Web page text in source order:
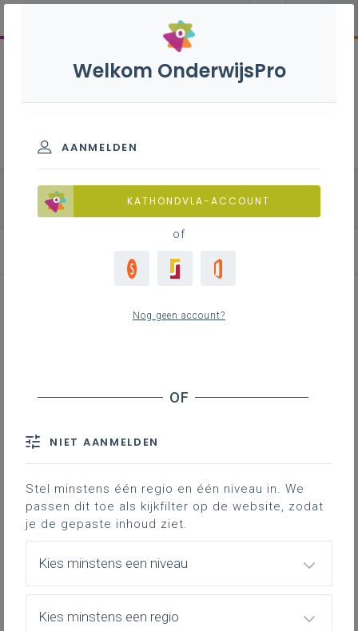
alle onderdelen Chemie
Fysica
Biologie
Downloads
Hieronder vind je de definitieve en
volledig afgewerkte versie van het
leerplan in Word; enkel deze versie
is geldig voor de volledige 2de
Welkom OnderwijsPro
AANMELDEN
KATHONDVLA-ACCOUNT
of
Nog geen account?
NIET AANMELDEN
Stel minstens één regio en één niveau in. We
passen dit toe als kijkfilter op de website, zodat
je de gepaste inhoud ziet.
Kies minstens een niveau
Kies minstens een regio